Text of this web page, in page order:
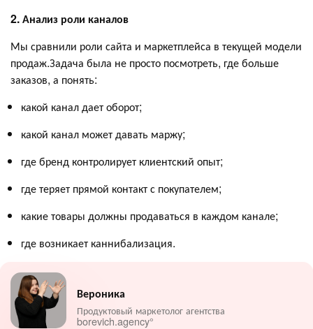
2. Анализ роли каналов
Мы сравнили роли сайта и маркетплейса в текущей модели
продаж.Задача была не просто посмотреть, где больше
заказов, а понять:
какой канал дает оборот;
какой канал может давать маржу;
где бренд контролирует клиентский опыт;
где теряет прямой контакт с покупателем;
какие товары должны продаваться в каждом канале;
где возникает каннибализация.
Вероника
Продуктовый маркетолог агентства
borevich.agency°